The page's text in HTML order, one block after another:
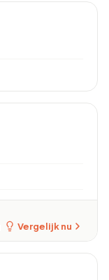
Vergelijk nu